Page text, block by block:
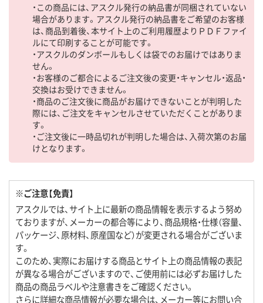
・この商品には、アスクル発行の納品書が同梱されていない
場合があります。アスクル発行の納品書をご希望のお客様
は、商品到着後、本サイト上のご利用履歴よりＰＤＦファイ
ルにて印刷することが可能です。
・アスクルのダンボールもしくは袋でのお届けではありま
せん。
・お客様のご都合によるご注文後の変更・キャンセル・返品・
交換はお受けできません。
・商品のご注文後に商品がお届けできないことが判明した
際には、ご注文をキャンセルさせていただくことがありま
す。
・ご注文後に一時品切れが判明した場合は、入荷次第のお届
けとなります。
※ご注意【免責】
アスクルでは、サイト上に最新の商品情報を表示するよう努め
ておりますが、メーカーの都合等により、商品規格・仕様（容量、
パッケージ、原材料、原産国など）が変更される場合がございま
す。
このため、実際にお届けする商品とサイト上の商品情報の表記
が異なる場合がございますので、ご使用前には必ずお届けした
商品の商品ラベルや注意書きをご確認ください。
さらに詳細な商品情報が必要な場合は、メーカー等にお問い合